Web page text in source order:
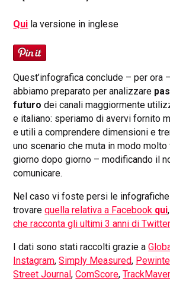
Qui la versione in inglese
Quest’infografica conclude – per ora
abbiamo preparato per analizzare
futuro dei canali maggiormente
e italiano: speriamo di avervi fornito
e utili a comprendere dimensioni e
uno scenario che muta in modo
giorno dopo giorno – modificando il
comunicare.
Nel caso vi foste persi le
trovarequella relativa a Facebook qui
che racconta gli ultimi 3 anni di Twitter
I dati sono stati raccolti grazie a
Instagram,Simply Measured,
Street Journal,ComScore,